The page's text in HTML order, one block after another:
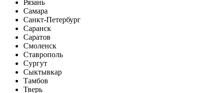
Рязань
Самара
Санкт-Петербург
Саранск
Саратов
Смоленск
Ставрополь
Сургут
Сыктывкар
Тамбов
Тверь